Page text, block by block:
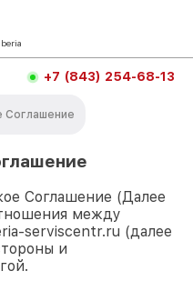
+7 (843) 254-68-13
Соглашение
Соглашение (Далее
между
serviscentr.ru (далее
и